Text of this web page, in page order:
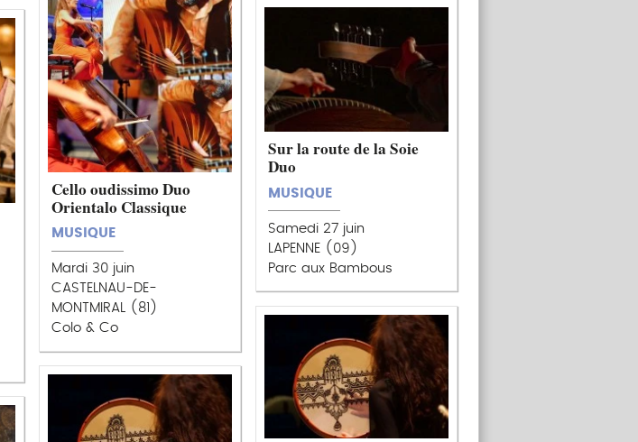
Cello oudissimo Duo
Orientalo Classique
MUSIQUE
Mardi 30 juin
CASTELNAU-DE-
MONTMIRAL (81)
Colo & Co
Sur la route de la Soie
Duo
MUSIQUE
Samedi 27 juin
LAPENNE (09)
Parc aux Bambous